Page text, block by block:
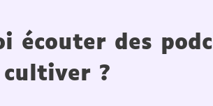
écouter des
cultiver ?